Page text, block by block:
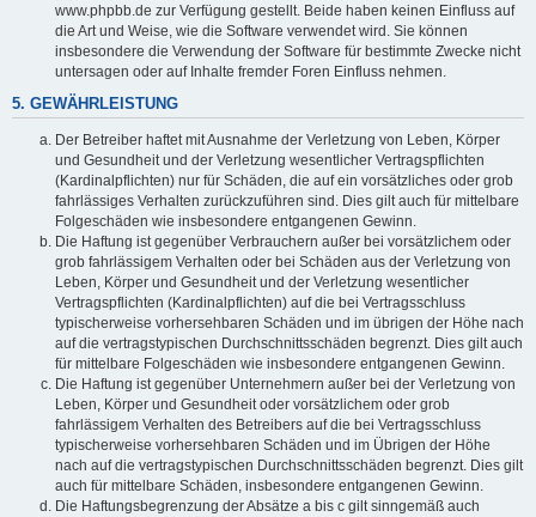
www.phpbb.de zur Verfügung gestellt. Beide haben keinen Einfluss auf
die Art und Weise, wie die Software verwendet wird. Sie können
insbesondere die Verwendung der Software für bestimmte Zwecke nicht
untersagen oder auf Inhalte fremder Foren Einfluss nehmen.
5. GEWÄHRLEISTUNG
Der Betreiber haftet mit Ausnahme der Verletzung von Leben, Körper
und Gesundheit und der Verletzung wesentlicher Vertragspflichten
(Kardinalpflichten) nur für Schäden, die auf ein vorsätzliches oder grob
fahrlässiges Verhalten zurückzuführen sind. Dies gilt auch für mittelbare
Folgeschäden wie insbesondere entgangenen Gewinn.
Die Haftung ist gegenüber Verbrauchern außer bei vorsätzlichem oder
grob fahrlässigem Verhalten oder bei Schäden aus der Verletzung von
Leben, Körper und Gesundheit und der Verletzung wesentlicher
Vertragspflichten (Kardinalpflichten) auf die bei Vertragsschluss
typischerweise vorhersehbaren Schäden und im übrigen der Höhe nach
auf die vertragstypischen Durchschnittsschäden begrenzt. Dies gilt auch
für mittelbare Folgeschäden wie insbesondere entgangenen Gewinn.
Die Haftung ist gegenüber Unternehmern außer bei der Verletzung von
Leben, Körper und Gesundheit oder vorsätzlichem oder grob
fahrlässigem Verhalten des Betreibers auf die bei Vertragsschluss
typischerweise vorhersehbaren Schäden und im Übrigen der Höhe
nach auf die vertragstypischen Durchschnittsschäden begrenzt. Dies gilt
auch für mittelbare Schäden, insbesondere entgangenen Gewinn.
Die Haftungsbegrenzung der Absätze a bis c gilt sinngemäß auch